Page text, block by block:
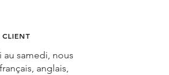
CLIENT
au samedi, nous
anglais,